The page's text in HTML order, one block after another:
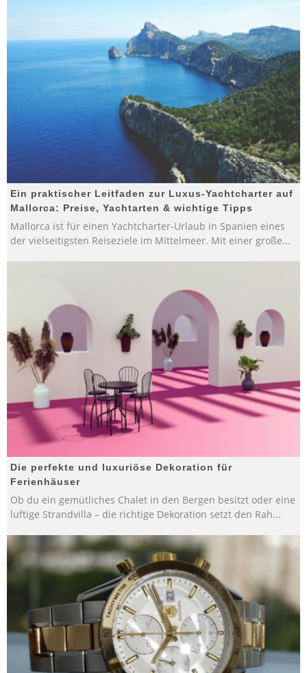
Ein praktischer Leitfaden zur Luxus-Yachtcharter auf
Mallorca: Preise, Yachtarten & wichtige Tipps
Mallorca ist für einen Yachtcharter-Urlaub in Spanien eines
der vielseitigsten Reiseziele im Mittelmeer. Mit einer große...
Die perfekte und luxuriöse Dekoration für
Ferienhäuser
Ob du ein gemütliches Chalet in den Bergen besitzt oder eine
luftige Strandvilla – die richtige Dekoration setzt den Rah...